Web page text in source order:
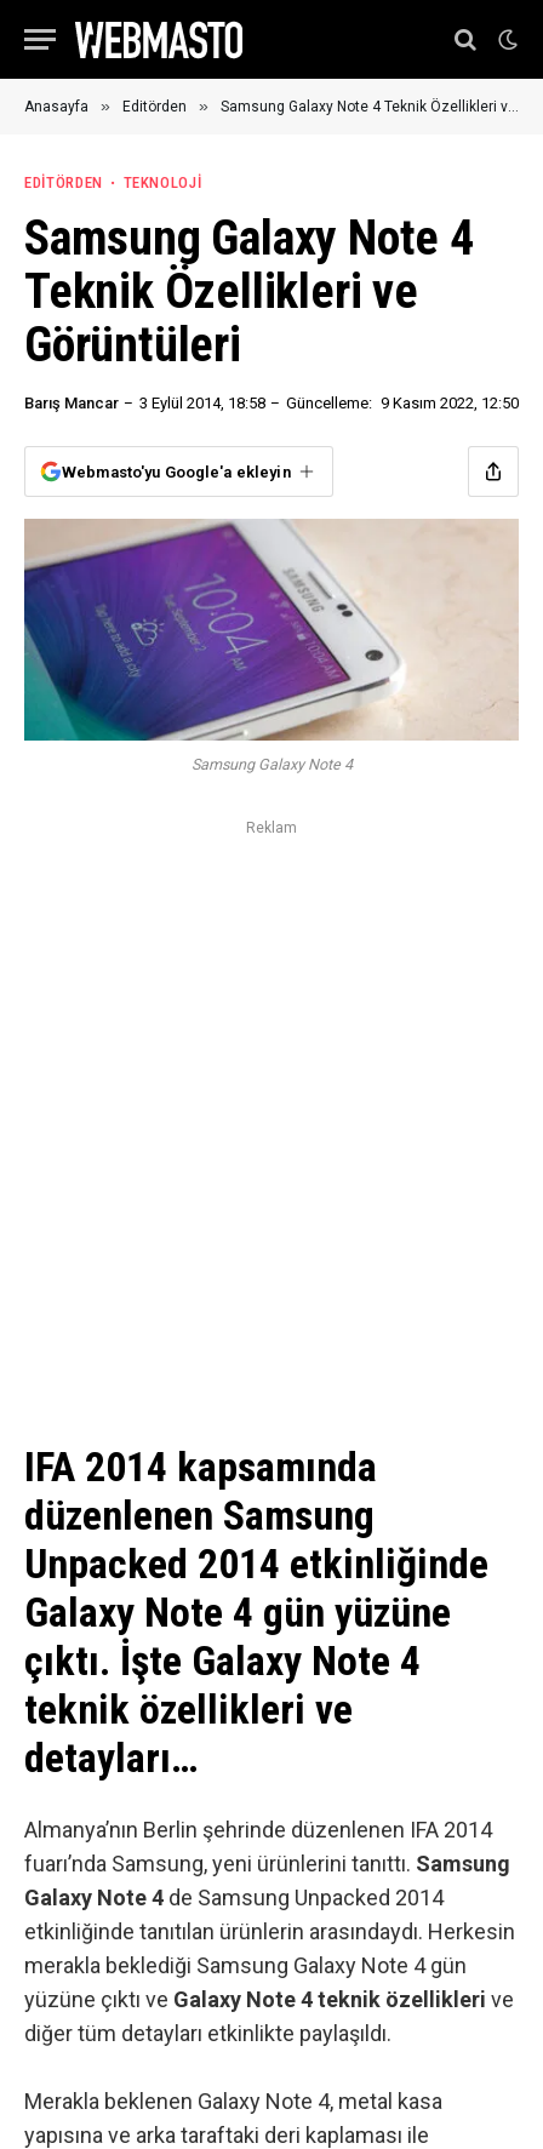
Anasayfa » Editörden » Samsung Galaxy Note 4 Teknik Özellikleri ve Görüntüleri
EDITÖRDEN TEKNOLOJI
Samsung Galaxy Note 4
Teknik Özellikleri ve
Görüntüleri
Barış Mancar 3 Eylül 2014, 18:58 Güncelleme: 9 Kasım 2022, 12:50
Webmasto'yu Google'a ekleyin
Samsung Galaxy Note 4
Reklam
IFA 2014 kapsamında
düzenlenen Samsung
Unpacked 2014 etkinliğinde
Galaxy Note 4 gün yüzüne
çıktı. İşte Galaxy Note 4
teknik özellikleri ve
detayları…
Almanya’nın Berlin şehrinde düzenlenen IFA 2014
fuarı’nda Samsung, yeni ürünlerini tanıttı. Samsung
Galaxy Note 4 de Samsung Unpacked 2014
etkinliğinde tanıtılan ürünlerin arasındaydı. Herkesin
merakla beklediği Samsung Galaxy Note 4 gün
yüzüne çıktı ve Galaxy Note 4 teknik özellikleri ve
diğer tüm detayları etkinlikte paylaşıldı.
Merakla beklenen Galaxy Note 4, metal kasa
yapısına ve arka taraftaki deri kaplaması ile